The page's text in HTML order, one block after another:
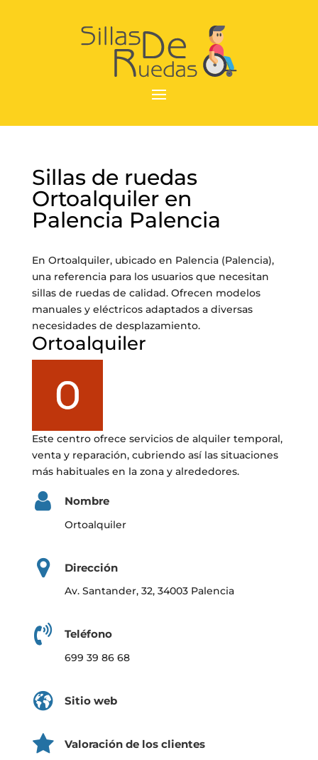
Sillas de ruedas
Ortoalquiler en
Palencia Palencia
En Ortoalquiler, ubicado en Palencia (Palencia),
una referencia para los usuarios que necesitan
sillas de ruedas de calidad. Ofrecen modelos
manuales y eléctricos adaptados a diversas
necesidades de desplazamiento.
Ortoalquiler
Este centro ofrece servicios de alquiler temporal,
venta y reparación, cubriendo así las situaciones
más habituales en la zona y alrededores.
Nombre
Ortoalquiler
Dirección
Av. Santander, 32, 34003 Palencia
Teléfono
699 39 86 68
Sitio web
Valoración de los clientes